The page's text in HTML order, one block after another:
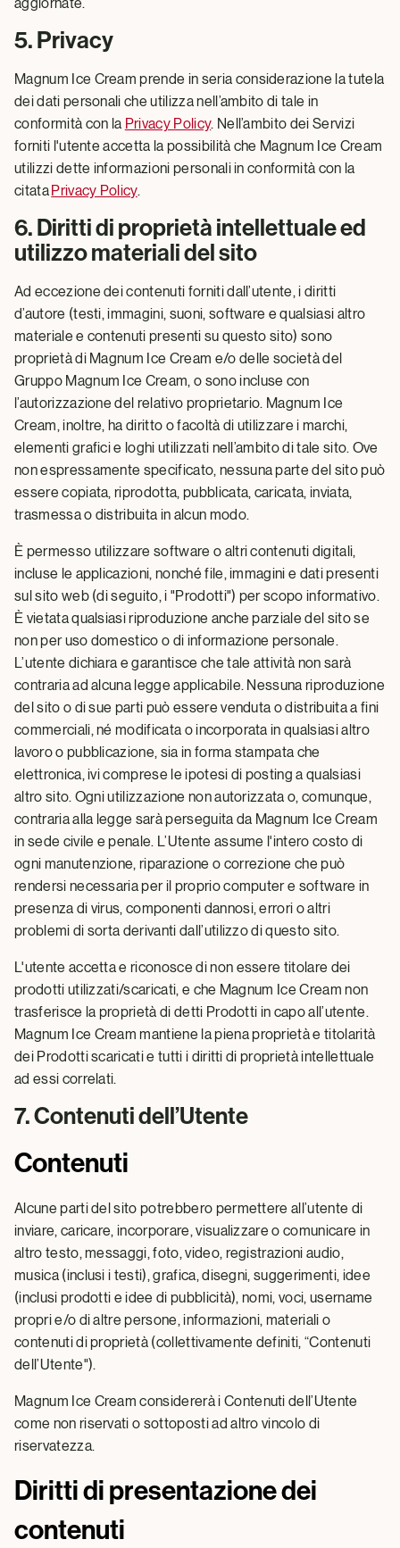
aggiornate.
5. Privacy
Magnum Ice Cream prende in seria considerazione la tutela
dei dati personali che utilizza nell’ambito di tale in
conformità con la Privacy Policy. Nell’ambito dei Servizi
forniti l'utente accetta la possibilità che Magnum Ice Cream
utilizzi dette informazioni personali in conformità con la
citata Privacy Policy.
6. Diritti di proprietà intellettuale ed
utilizzo materiali del sito
Ad eccezione dei contenuti forniti dall’utente, i diritti
d’autore (testi, immagini, suoni, software e qualsiasi altro
materiale e contenuti presenti su questo sito) sono
proprietà di Magnum Ice Cream e/o delle società del
Gruppo Magnum Ice Cream, o sono incluse con
l’autorizzazione del relativo proprietario. Magnum Ice
Cream, inoltre, ha diritto o facoltà di utilizzare i marchi,
elementi grafici e loghi utilizzati nell’ambito di tale sito. Ove
non espressamente specificato, nessuna parte del sito può
essere copiata, riprodotta, pubblicata, caricata, inviata,
trasmessa o distribuita in alcun modo.
È permesso utilizzare software o altri contenuti digitali,
incluse le applicazioni, nonché file, immagini e dati presenti
sul sito web (di seguito, i "Prodotti") per scopo informativo.
È vietata qualsiasi riproduzione anche parziale del sito se
non per uso domestico o di informazione personale.
L’utente dichiara e garantisce che tale attività non sarà
contraria ad alcuna legge applicabile. Nessuna riproduzione
del sito o di sue parti può essere venduta o distribuita a fini
commerciali, né modificata o incorporata in qualsiasi altro
lavoro o pubblicazione, sia in forma stampata che
elettronica, ivi comprese le ipotesi di posting a qualsiasi
altro sito. Ogni utilizzazione non autorizzata o, comunque,
contraria alla legge sarà perseguita da Magnum Ice Cream
in sede civile e penale. L’Utente assume l'intero costo di
ogni manutenzione, riparazione o correzione che può
rendersi necessaria per il proprio computer e software in
presenza di virus, componenti dannosi, errori o altri
problemi di sorta derivanti dall’utilizzo di questo sito.
L'utente accetta e riconosce di non essere titolare dei
prodotti utilizzati/scaricati, e che Magnum Ice Cream non
trasferisce la proprietà di detti Prodotti in capo all’utente.
Magnum Ice Cream mantiene la piena proprietà e titolarità
dei Prodotti scaricati e tutti i diritti di proprietà intellettuale
ad essi correlati.
7. Contenuti dell’Utente
Contenuti
Alcune parti del sito potrebbero permettere all’utente di
inviare, caricare, incorporare, visualizzare o comunicare in
altro testo, messaggi, foto, video, registrazioni audio,
musica (inclusi i testi), grafica, disegni, suggerimenti, idee
(inclusi prodotti e idee di pubblicità), nomi, voci, username
propri e/o di altre persone, informazioni, materiali o
contenuti di proprietà (collettivamente definiti, “Contenuti
dell’Utente").
Magnum Ice Cream considererà i Contenuti dell’Utente
come non riservati o sottoposti ad altro vincolo di
riservatezza.
Diritti di presentazione dei
contenuti